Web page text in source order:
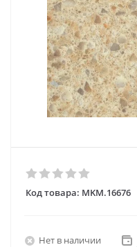
Код товара: MKM.16676
Нет в наличии